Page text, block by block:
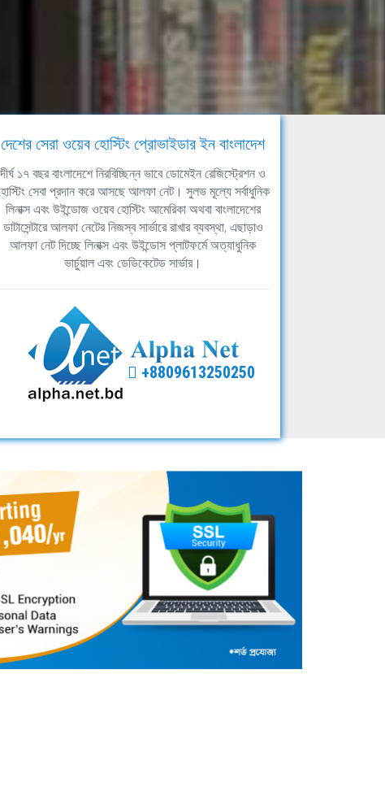
দেশের সেরা ওয়েব হোস্টিং প্রোভাইডার ইন বাংলাদেশ
দীর্ঘ ১৭ বছর বাংলাদেশে নিরবিচ্ছিন্ন ভাবে ডোমেইন রেজিস্ট্রেশন ও
সেবা প্রদান করে আসছে আলফা নেট। সুলভ মূল্যে সর্বাধুনিক
লিনাক্স এবং উইন্ডোজ ওয়েব হোস্টিং আমেরিকা অথবা বাংলাদেশের
ডাটাসেন্টারে আলফা নেটের নিজস্ব সার্ভারে রাখার ব্যবস্থা, এছাড়াও
আলফা নেট দিচ্ছে লিনাক্স এবং উইন্ডোস প্লাটফর্মে অত্যাধুনিক
ভার্চুয়াল এবং ডেডিকেটেড সার্ভার।
+8809613250250